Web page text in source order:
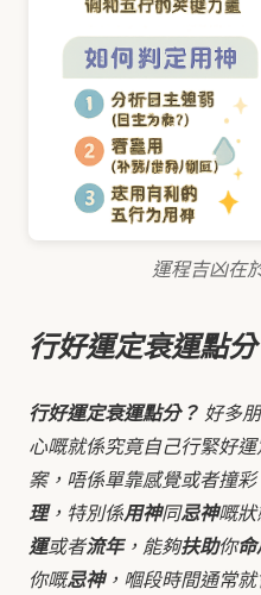
運程吉凶在
行好運定衰運點
行好運定衰運點分？ 好多
心嘅就係究竟自己行緊好
案，唔係單靠感覺或者撞
理，特別係用神同忌神嘅狀
運或者流年，能夠扶助你命
你嘅忌神，嗰段時間通常